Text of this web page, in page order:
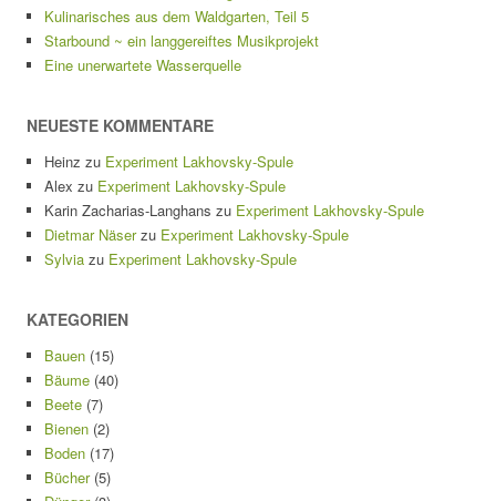
Kulinarisches aus dem Waldgarten, Teil 5
Starbound ~ ein langgereiftes Musikprojekt
Eine unerwartete Wasserquelle
NEUESTE KOMMENTARE
Heinz zu Experiment Lakhovsky-Spule
Alex zu Experiment Lakhovsky-Spule
Karin Zacharias-Langhans zu Experiment Lakhovsky-Spule
Dietmar Näserzu Experiment Lakhovsky-Spule
Sylvia zu Experiment Lakhovsky-Spule
KATEGORIEN
Bauen (15)
Bäume (40)
Beete (7)
Bienen (2)
Boden (17)
Bücher(5)